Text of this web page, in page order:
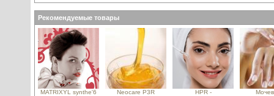
Рекомендуемые товары
MATRIXYL synthe'6
Neocare P3R
HPR -